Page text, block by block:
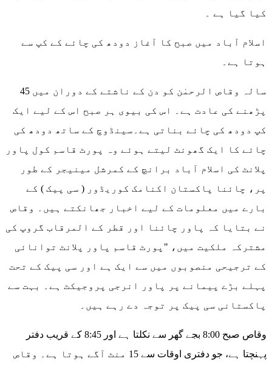
کیا گیا ہے ۔
ہوتا ہے۔
45 سالہ وقاص الرحمٰن کو دن کے ناشتے کے دوران میں
پڑھنے کی عادت ہے۔ اس کی بیوی ہر صبح اس کے لیے ایک
کپ دودھ کی چائے بناتی ہے۔سینڈوچ کے ساتھ دودھ کی
چائے کا ایک گھونٹ لیتے ہوئے وہ پورٹ قاسم کول پاور
پلانٹ کی اسلام آباد برانچ کے کمرشل مینیجر کے طور
پر، چائنا پاکستان اکنامک کوریڈور ( سی پیک ) کے
بارے میں معلومات کے لیے اخبار جھانکتے ہیں۔ وقاص
نے بتایا کہ پاور چائنا اور قطر کے المرقاب گروپ کی
مشترکہ ملکیت میں، "پورٹ قاسم پاور پلانٹ توانائی
کے ترجیحی منصوبوں میں سے ایک ہے اور سی پیک کے تحت
پہلے بڑے پیمانے پر پاور انرجی پروجیکٹ ہے۔ بہت سے
پاکستانی سی پیک پر توجہ دے رہے ہیں۔
وقاص صبح 8:00 بجے گھر سے نکلتا ہے اور 8:45 کے قریب دفتر
پہنچتا ہے، جو دفتری اوقات سے 15 منٹ آگے ہوتا ہے۔ وقاص